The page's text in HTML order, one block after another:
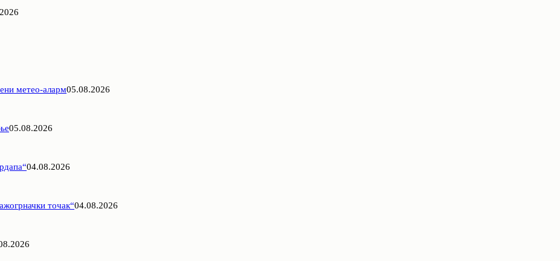
метео-аларм05.08.2026
05.08.2026
04.08.2026
точак“04.08.2026